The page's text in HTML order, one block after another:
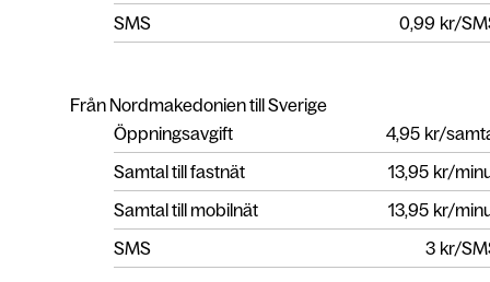
SMS
0,99 kr/
Från Nordmakedonien till Sverige
Öppningsavgift
4,95 kr/
Samtal till fastnät
13,95 kr/
Samtal till mobilnät
13,95 kr/
SMS
3 kr/